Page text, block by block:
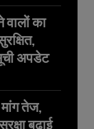
का
अपडेट
मांग तेज,
बढ़ाई